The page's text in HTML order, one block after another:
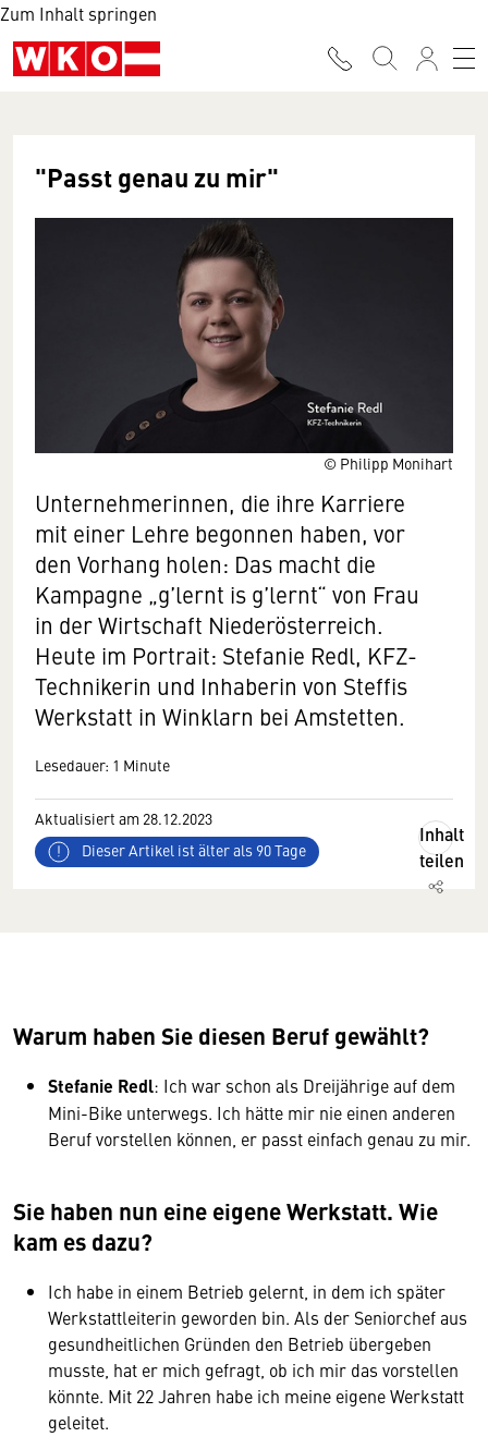
Zum Inhalt springen
© Philipp Monihart
"Passt genau zu mir"
Unternehmerinnen, die ihre Karriere
mit einer Lehre begonnen haben, vor
den Vorhang holen: Das macht die
Kampagne „g’lernt is g’lernt“ von Frau
in der Wirtschaft Niederösterreich.
Heute im Portrait: Stefanie Redl, KFZ-
Technikerin und Inhaberin von Steffis
Werkstatt in Winklarn bei Amstetten.
Lesedauer: 1 Minute
Aktualisiert am 28.12.2023
Dieser Artikel ist älter als 90 Tage
Inhalt
teilen
Warum haben Sie diesen Beruf gewählt?
Stefanie Redl: Ich war schon als Dreijährige auf dem
Mini-Bike unterwegs. Ich hätte mir nie einen anderen
Beruf vorstellen können, er passt einfach genau zu mir.
Sie haben nun eine eigene Werkstatt. Wie
kam es dazu?
Ich habe in einem Betrieb gelernt, in dem ich später
Werkstattleiterin geworden bin. Als der Seniorchef aus
gesundheitlichen Gründen den Betrieb übergeben
musste, hat er mich gefragt, ob ich mir das vorstellen
könnte. Mit 22 Jahren habe ich meine eigene Werkstatt
geleitet.